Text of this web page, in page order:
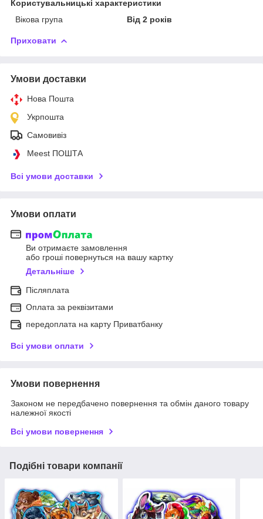
Користувальницькі характеристики
Вікова група
Від 2 років
Приховати
Умови доставки
Нова Пошта
Укрпошта
Самовивіз
Meest ПОШТА
Всі умови доставки
Умови оплати
Ви отримаєте замовлення
або гроші повернуться на вашу картку
Детальніше
Післяплата
Оплата за реквізитами
передоплата на карту Приватбанку
Всі умови оплати
Умови повернення
Законом не передбачено повернення та обмін даного товару
належної якості
Всі умови повернення
Подібні товари компанії